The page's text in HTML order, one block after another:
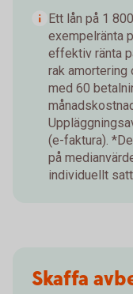
Ett lån på 1
exempelränta
effektiv ränta
rak amortering
med 60
(e-faktura).
på
individuellt
Skaffa